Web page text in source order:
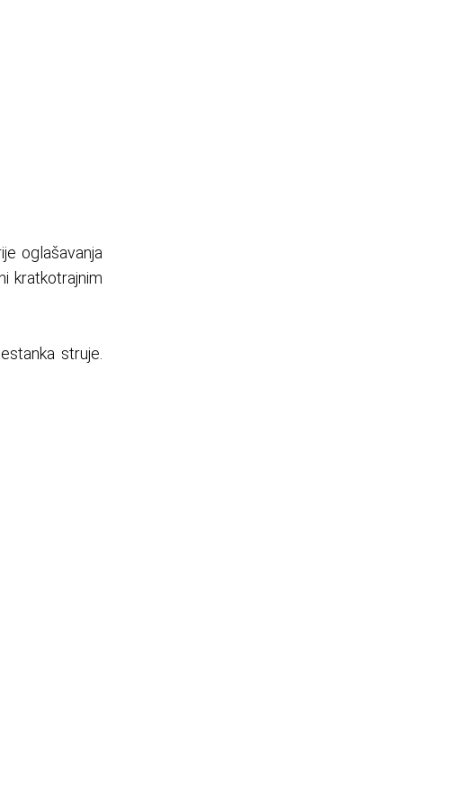
oglašavanja
kratkotrajnim
struje.